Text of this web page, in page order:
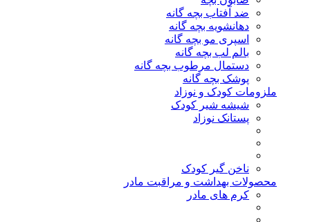
ضد آفتاب بچه گانه
دهانشویه بچه گانه
اسپری مو بچه گانه
بالم لب بچه گانه
دستمال مرطوب بچه گانه
پوشک بچه گانه
ملزومات کودک و نوزاد
شیشه شیر کودک
پستانک نوزاد
ناخن گیر کودک
محصولات بهداشت و مراقبت مادر
کرم های مادر